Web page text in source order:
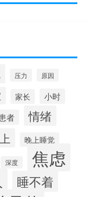
压力 原因
家长 小时
者 情绪
晚上睡觉
深度 焦虑
睡不着